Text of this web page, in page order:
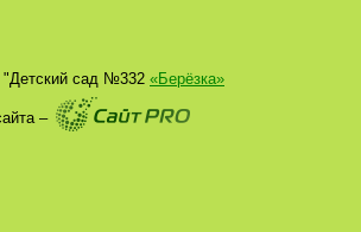
сад №332 «Берёзка»
–